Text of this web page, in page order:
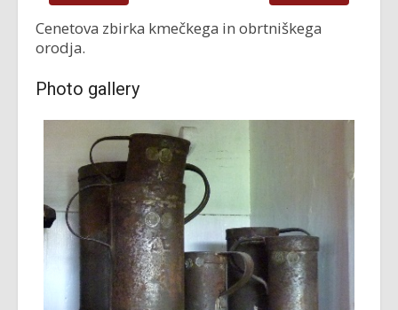
Cenetova zbirka kmečkega in obrtniškega
orodja.
Photo gallery